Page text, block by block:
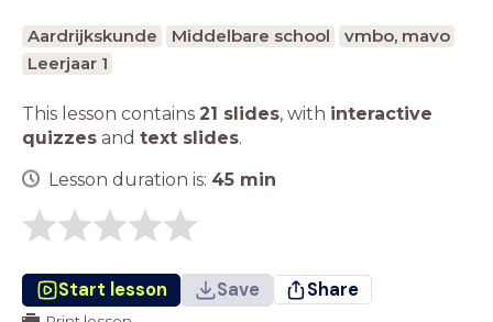
Aardrijkskunde Middelbare school
vmbo, mavo
Leerjaar 1
This lesson contains 21 slides, with interactive
quizzes and text slides.
Lesson duration is: 45 min
Start lesson Save Share